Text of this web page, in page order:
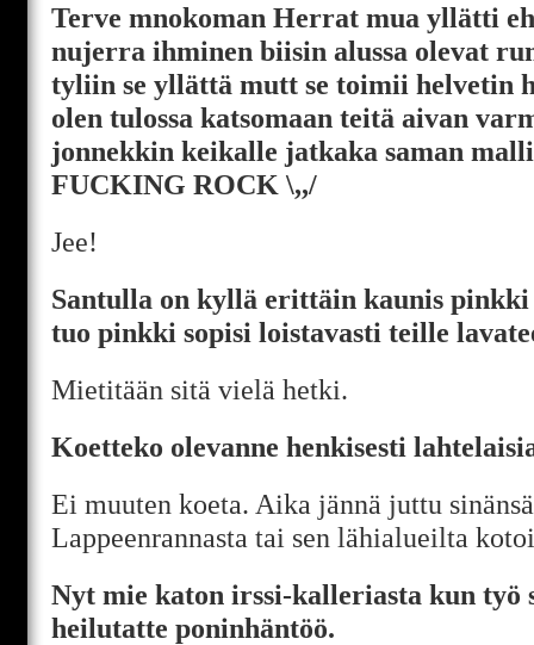
Terve mnokoman Herrat mua yllätti
nujerra ihminen biisin alussa olevat
tyliin se yllättä mutt se toimii helvetin
olen tulossa katsomaan teitä aivan
jonnekkin keikalle jatkaka saman
FUCKING ROCK \,,/
Jee!
Santulla on kyllä erittäin kaunis
tuo pinkki sopisi loistavasti teille
Mietitään sitä vielä hetki.
Koetteko olevanne henkisesti
Ei muuten koeta. Aika jännä juttu
Lappeenrannasta tai sen lähialueilta
Nyt mie katon irssi-kalleriasta kun työ
heilutatte poninhäntöö.